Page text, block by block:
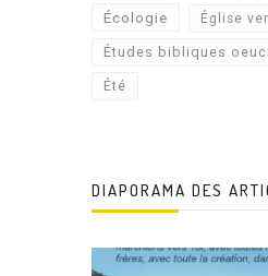
Écologie Église
Études bibliques
Été
DIAPORAMA DES